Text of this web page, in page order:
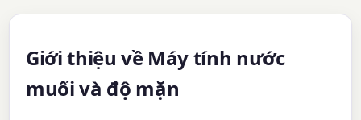
Giới thiệu về Máy tính nước
muối và độ mặn